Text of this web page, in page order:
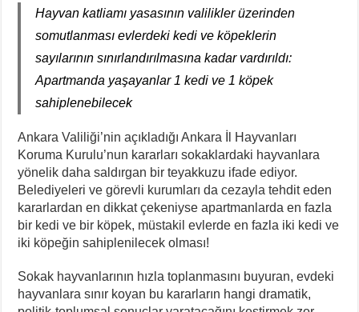
Hayvan katliamı yasasının valilikler üzerinden
somutlanması evlerdeki kedi ve köpeklerin
sayılarının sınırlandırılmasına kadar vardırıldı:
Apartmanda yaşayanlar 1 kedi ve 1 köpek
sahiplenebilecek
Ankara Valiliği’nin açıkladığı Ankara İl Hayvanları
Koruma Kurulu’nun kararları sokaklardaki hayvanlara
yönelik daha saldırgan bir teyakkuzu ifade ediyor.
Belediyeleri ve görevli kurumları da cezayla tehdit eden
kararlardan en dikkat çekeniyse apartmanlarda en fazla
bir kedi ve bir köpek, müstakil evlerde en fazla iki kedi ve
iki köpeğin sahiplenilecek olması!
Sokak hayvanlarının hızla toplanmasını buyuran, evdeki
hayvanlara sınır koyan bu kararların hangi dramatik,